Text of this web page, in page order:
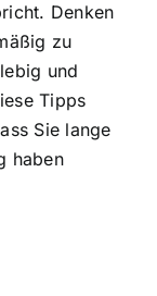
Denken
zu
und
Tipps
Sie lange
haben